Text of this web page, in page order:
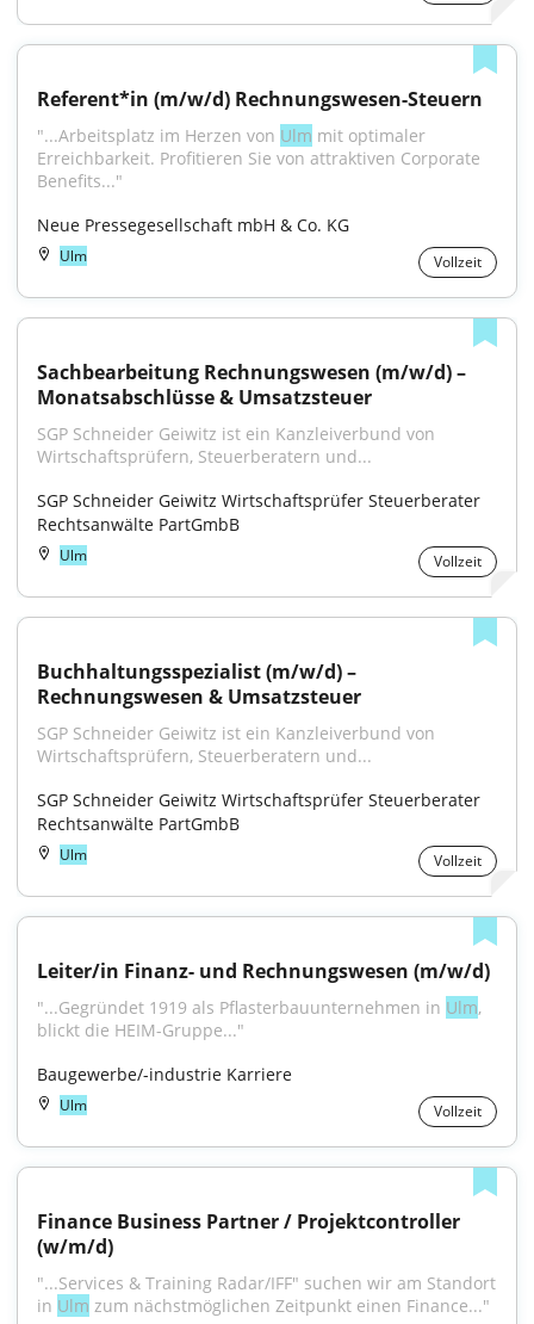
Referent*in (m/w/d) Rechnungswesen-Steuern
"...Arbeitsplatz im Herzen von Ulm mit optimaler
Erreichbarkeit. Profitieren Sie von attraktiven Corporate
Benefits..."
Neue Pressegesellschaft mbH & Co. KG
Ulm Vollzeit
Sachbearbeitung Rechnungswesen (m/w/d) –
Monatsabschlüsse & Umsatzsteuer
SGP Schneider Geiwitz ist ein Kanzleiverbund von
Wirtschaftsprüfern, Steuerberatern und...
SGP Schneider Geiwitz Wirtschaftsprüfer Steuerberater
Rechtsanwälte PartGmbB
Ulm Vollzeit
Buchhaltungsspezialist (m/w/d) –
Rechnungswesen & Umsatzsteuer
SGP Schneider Geiwitz ist ein Kanzleiverbund von
Wirtschaftsprüfern, Steuerberatern und...
SGP Schneider Geiwitz Wirtschaftsprüfer Steuerberater
Rechtsanwälte PartGmbB
Ulm Vollzeit
Leiter/in Finanz- und Rechnungswesen (m/w/d)
"...Gegründet 1919 als Pflasterbauunternehmen in Ulm,
blickt die HEIM-Gruppe..."
Baugewerbe/-industrie Karriere
Ulm Vollzeit
Finance Business Partner / Projektcontroller
(w/m/d)
"...Services & Training Radar/IFF" suchen wir am Standort
in Ulm zum nächstmöglichen Zeitpunkt einen Finance..."